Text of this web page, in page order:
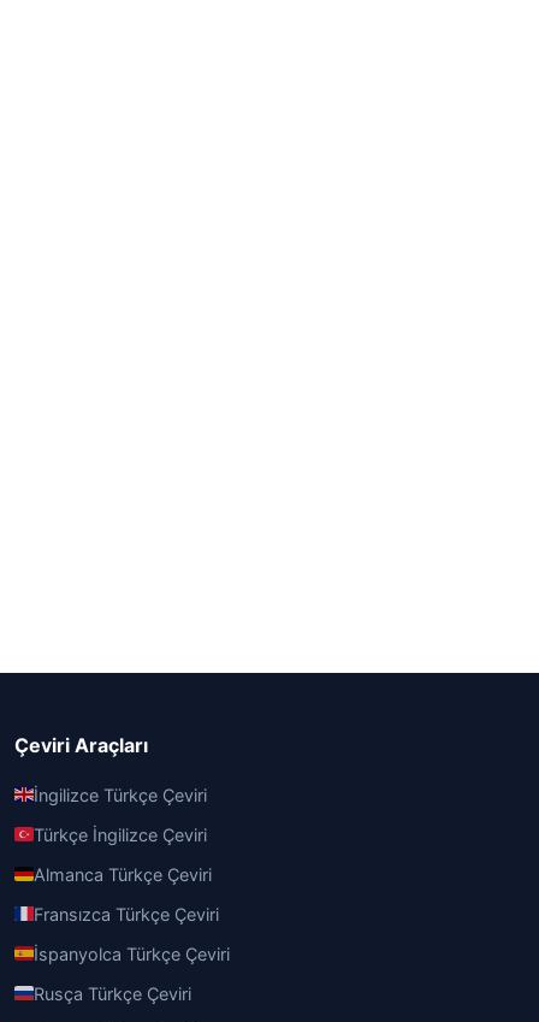
Çeviri Araçları
İngilizce Türkçe Çeviri
Türkçe İngilizce Çeviri
Almanca Türkçe Çeviri
Fransızca Türkçe Çeviri
İspanyolca Türkçe Çeviri
Rusça Türkçe Çeviri